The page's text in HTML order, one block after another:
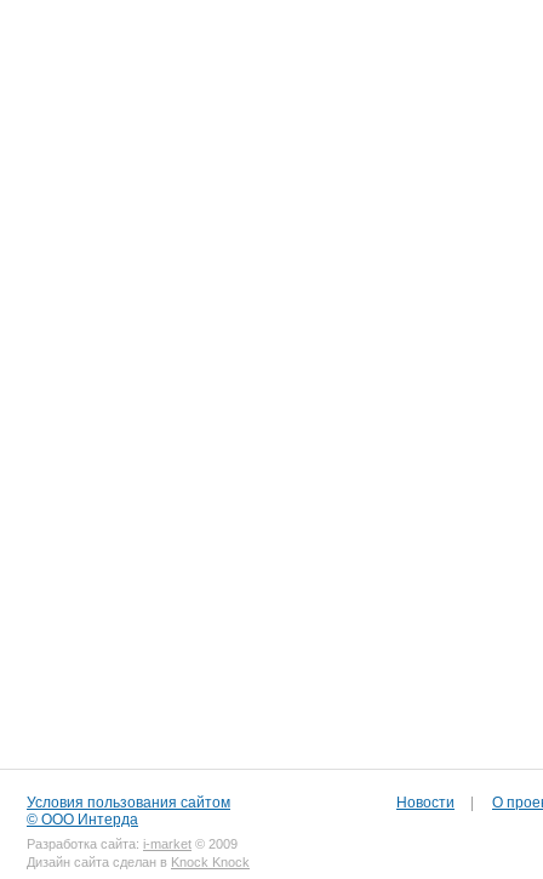
Условия пользования сайтом
© ООО Интерда
Разработка сайта: i-market © 2009
Дизайн сайта сделан в Knock Knock
Новости О